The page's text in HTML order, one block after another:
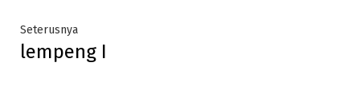
SeterusnyaNext
post:
lempeng I